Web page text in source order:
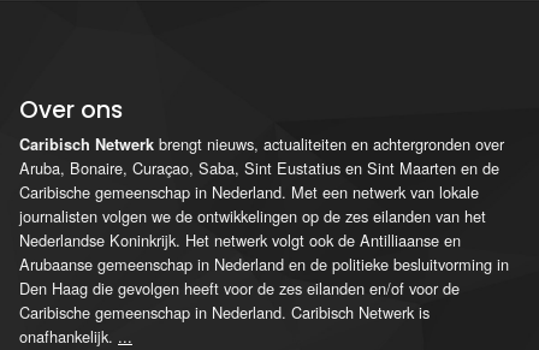
Over ons
Caribisch Netwerk brengt nieuws, actualiteiten en achtergronden over
Aruba, Bonaire, Curaçao, Saba, Sint Eustatius en Sint Maarten en de
Caribische gemeenschap in Nederland. Met een netwerk van lokale
journalisten volgen we de ontwikkelingen op de zes eilanden van het
Nederlandse Koninkrijk. Het netwerk volgt ook de Antilliaanse en
Arubaanse gemeenschap in Nederland en de politieke besluitvorming in
Den Haag die gevolgen heeft voor de zes eilanden en/of voor de
Caribische gemeenschap in Nederland. Caribisch Netwerk is
onafhankelijk. ...